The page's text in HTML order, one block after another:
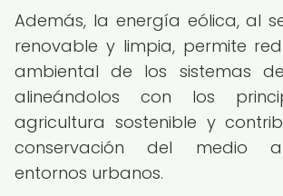
Además, la energía eólica, al
renovable y limpia, permite
ambiental de los sistemas
alineándolos con los
agricultura sostenible y
conservación del medio
entornos urbanos.